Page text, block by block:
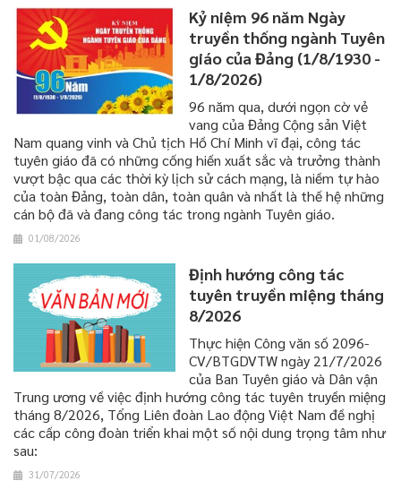
Kỷ niệm 96 năm Ngày
truyền thống ngành Tuyên
giáo của Đảng (1/8/1930 -
1/8/2026)
96 năm qua, dưới ngọn cờ vẻ
vang của Đảng Cộng sản Việt
Nam quang vinh và Chủ tịch Hồ Chí Minh vĩ đại, công tác
tuyên giáo đã có những cống hiến xuất sắc và trưởng thành
vượt bậc qua các thời kỳ lịch sử cách mạng, là niềm tự hào
của toàn Đảng, toàn dân, toàn quân và nhất là thế hệ những
cán bộ đã và đang công tác trong ngành Tuyên giáo.
01/08/2026
Định hướng công tác
tuyên truyền miệng tháng
8/2026
Thực hiện Công văn số 2096-
CV/BTGDVTW ngày 21/7/2026
của Ban Tuyên giáo và Dân vận
Trung ương về việc định hướng công tác tuyên truyền miệng
tháng 8/2026, Tổng Liên đoàn Lao động Việt Nam đề nghị
các cấp công đoàn triển khai một số nội dung trọng tâm như
sau:
31/07/2026